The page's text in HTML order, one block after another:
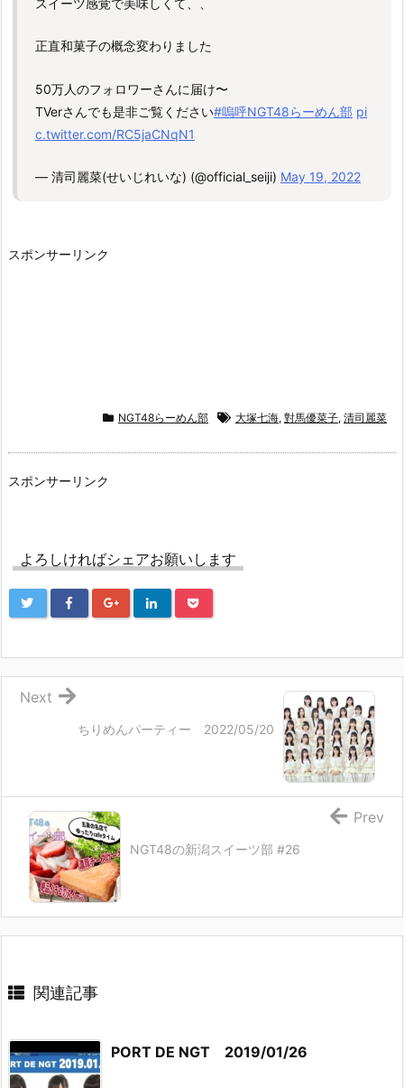
スイーツ感覚で美味しくて、、
正直和菓子の概念変わりました
50万人のフォロワーさんに届け〜
TVerさんでも是非ご覧ください#嗚呼NGT48らーめん部 pi
c.twitter.com/RC5jaCNqN1
— 清司麗菜(せいじれいな) (@official_seiji) May 19, 2022
スポンサーリンク
NGT48らーめん部 大塚七海, 對馬優菜子, 清司麗菜
スポンサーリンク
よろしければシェアお願いします
ちりめんパーティー 2022/05/20
Next
NGT48の新潟スイーツ部 #26
Prev
関連記事
PORT DE NGT 2019/01/26